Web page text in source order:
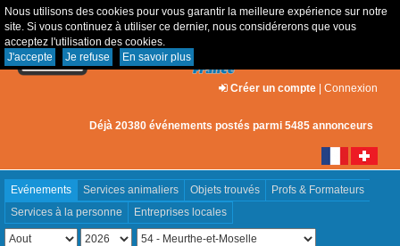
Nous utilisons des cookies pour vous garantir la meilleure expérience sur notre
site. Si vous continuez à utiliser ce dernier, nous considérerons que vous
acceptez l'utilisation des cookies.
J'accepte
Je refuse En savoir plus
Créer un compte | Connexion
Déjà 20380 événements postés parmi 5485 annonceurs
Evénements Services animaliers Objets trouvés
Profs & Formateurs
Services à la personne
Entreprises locales